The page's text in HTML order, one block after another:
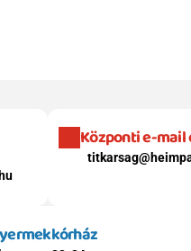
Központi e-mail